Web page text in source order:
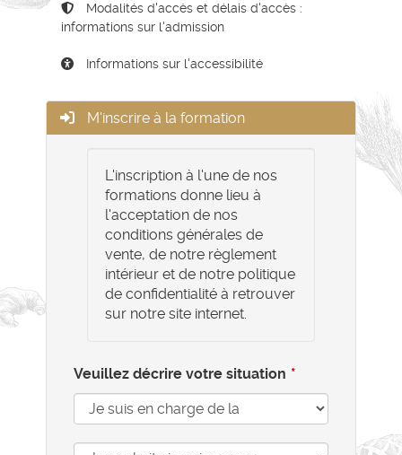
Modalités d'accès et délais d'accès :
informations sur l'admission
Informations sur l'accessibilité
M'inscrire à la formation
L'inscription à l'une de nos
formations donne lieu à
l'acceptation de nos
conditions générales de
vente, de notre règlement
intérieur et de notre politique
de confidentialité à retrouver
sur notre site internet.
Veuillez décrire votre situation